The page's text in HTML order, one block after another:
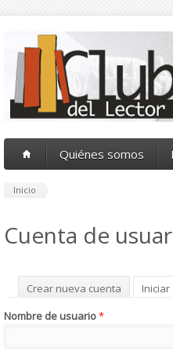
Quiénes somos
Inicio
Cuenta de
Solapas principales
Crear nueva cuenta
Nombre de usuario*